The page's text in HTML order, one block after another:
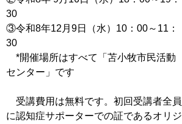
30
③令和8年12月9日（水）10：00～11：
30
*開催場所はすべて「苫小牧市民活動
センター」です
受講費用は無料です。初回受講者全員
に認知症サポーターでの証であるオリジ